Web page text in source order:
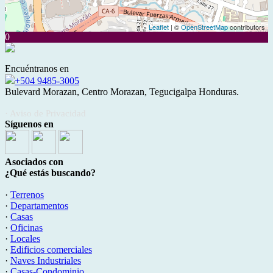
Leaflet | ©OpenStreetMapcontributors
0
Encuéntranos en
+504 9485-3005
Bulevard Morazan, Centro Morazan, Tegucigalpa Honduras.
Síguenos en
Asociados con
¿Qué estás buscando?
· Terrenos
· Departamentos
· Casas
· Oficinas
· Locales
· Edificios comerciales
· Naves Industriales